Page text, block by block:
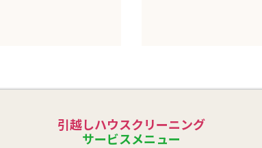
引越しハウスクリーニング
サービスメニュー